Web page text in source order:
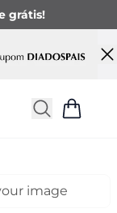
grátis!
image